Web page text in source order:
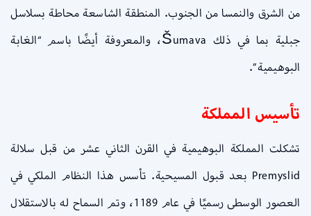
من الشرق والنمسا من الجنوب. المنطقة الشاسعة محاطة بسلاسل
جبلية بما في ذلك Šumava، والمعروفة أيضًا باسم “الغابة
البوهيمية”.
تأسيس المملكة
تشكلت المملكة البوهيمية في القرن الثاني عشر من قبل سلالة
Premyslid بعد قبول المسيحية. تأسس هذا النظام الملكي في
العصور الوسطى رسميًا في عام 1189، وتم السماح له بالاستقلال